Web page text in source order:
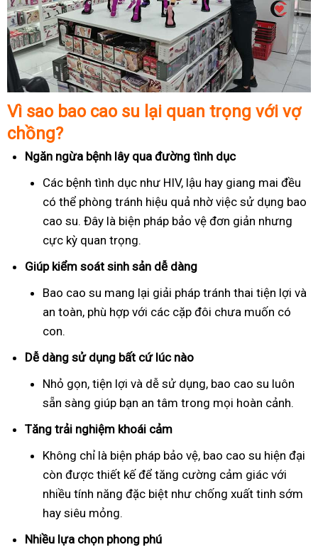
Vì sao bao cao su lại quan trọng với vợ
chồng?
Ngăn ngừa bệnh lây qua đường tình dục
Các bệnh tình dục như HIV, lậu hay giang mai đều
có thể phòng tránh hiệu quả nhờ việc sử dụng bao
cao su. Đây là biện pháp bảo vệ đơn giản nhưng
cực kỳ quan trọng.
Giúp kiểm soát sinh sản dễ dàng
Bao cao su mang lại giải pháp tránh thai tiện lợi và
an toàn, phù hợp với các cặp đôi chưa muốn có
con.
Dễ dàng sử dụng bất cứ lúc nào
Nhỏ gọn, tiện lợi và dễ sử dụng, bao cao su luôn
sẵn sàng giúp bạn an tâm trong mọi hoàn cảnh.
Tăng trải nghiệm khoái cảm
Không chỉ là biện pháp bảo vệ, bao cao su hiện đại
còn được thiết kế để tăng cường cảm giác với
nhiều tính năng đặc biệt như chống xuất tinh sớm
hay siêu mỏng.
Nhiều lựa chọn phong phú